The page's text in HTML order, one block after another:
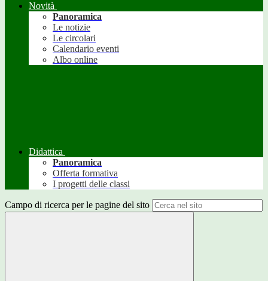
Novità
Panoramica
Le notizie
Le circolari
Calendario eventi
Albo online
Didattica
Panoramica
Offerta formativa
I progetti delle classi
Campo di ricerca per le pagine del sito